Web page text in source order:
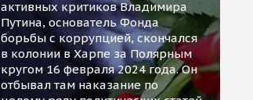
активных критиков Владимира
Путина, основатель Фонда
борьбы с коррупцией, скончался
в колонии в Харпе за Полярным
кругом 16 февраля 2024 года. Он
отбывал там наказание по